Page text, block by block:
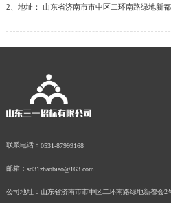
2、地址： 山东省济南市市中区二环南路绿地新
联系电话： 0531-87999168
邮箱： sd31zhaobiao@163.com
公司地址： 山东省济南市市中区二环南路绿地新都会2